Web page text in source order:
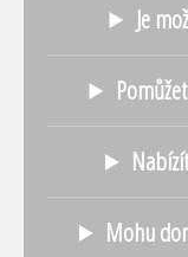
Je
Mohu